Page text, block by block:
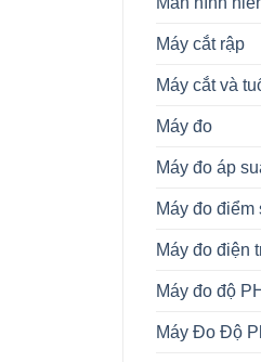
Máy cắt rập
Máy cắt và
Máy đo
Máy đo áp
Máy đo
Máy đo điện
Máy đo độ PH
Máy Đo Độ